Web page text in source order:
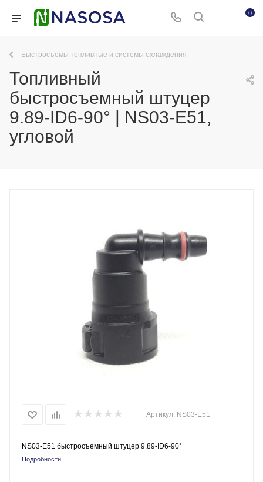
0
Быстросъёмы топливные и системы охлаждения
Топливный
быстросъемный штуцер
9.89-ID6-90° | NS03-E51,
угловой
Артикул: NS03-E51
NS03-E51 быстросъемный штуцер 9.89-ID6-90°
Подробности